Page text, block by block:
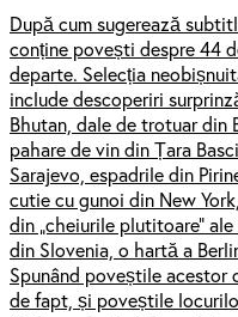
După cum sugerează
conține povești despre 44
departe. Selecția
include descoperiri
Bhutan, dale de trotuar din
pahare de vin din Țara
Sarajevo, espadrile din
cutie cu gunoi din New
din „cheiurile plutitoare”
din Slovenia, o hartă a
Spunând poveștile acestor
de fapt, și poveștile